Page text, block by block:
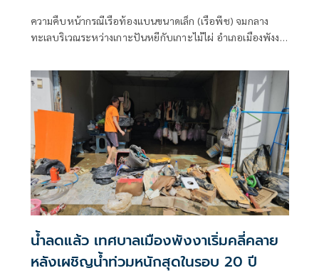
ความคืบหน้ากรณีเรือท้องแบนขนาดเล็ก (เรือพีช) จมกลาง
ทะเลบริเวณระหว่างเกาะปันหยีกับเกาะไม้ไผ่ อำเภอเมืองพังงา
สูญหาย 3 ราย ได้แก่นายนุสรณ์ เจนไพร (โสด) อายุ 71 ปี
นางสาวอารียา กาหลง (ฮูดา) อายุ 27 ปี และนายปฏิวัติ บุญ
ยัษเฐียร (อี๊ด) อายุ 65 ปี
น้ำลดแล้ว เทศบาลเมืองพังงาเริ่มคลี่คลาย
หลังเผชิญน้ำท่วมหนักสุดในรอบ 20 ปี